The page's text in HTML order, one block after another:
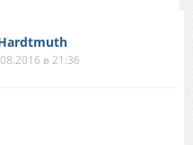
в 21:36